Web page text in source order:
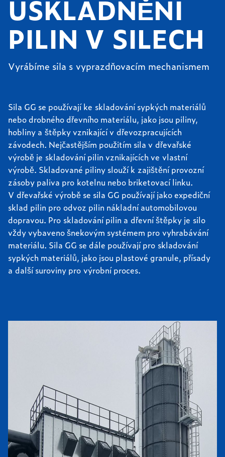
USKLADNĚNÍ
PILIN V SILECH
Vyrábíme sila s vyprazdňovacím mechanismem
Sila GG se používají ke skladování sypkých materiálů
nebo drobného dřevního materiálu, jako jsou piliny,
hobliny a štěpky vznikající v dřevozpracujících
závodech. Nejčastějším použitím sila v dřevařské
výrobě je skladování pilin vznikajících ve vlastní
výrobě. Skladované piliny slouží k zajištění provozní
zásoby paliva pro kotelnu nebo briketovací linku.
V dřevařské výrobě se sila GG používají jako expediční
sklad pilin pro odvoz pilin nákladní automobilovou
dopravou. Pro skladování pilin a dřevní štěpky je silo
vždy vybaveno šnekovým systémem pro vyhrabávání
materiálu. Sila GG se dále používají pro skladování
sypkých materiálů, jako jsou plastové granule, přísady
a další suroviny pro výrobní proces.